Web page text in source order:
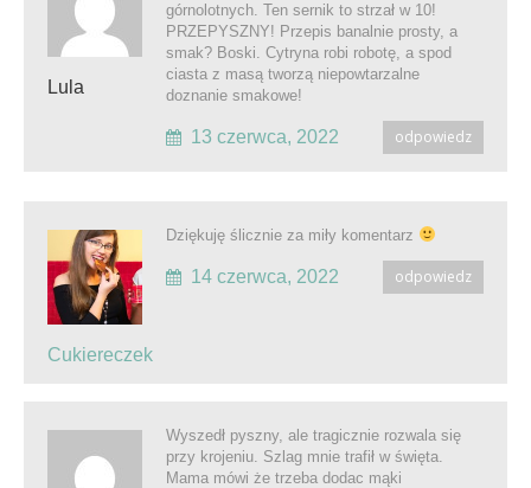
Lula
górnolotnych. Ten sernik to strzał w 10!
PRZEPYSZNY! Przepis banalnie prosty, a
smak? Boski. Cytryna robi robotę, a spod
ciasta z masą tworzą niepowtarzalne
doznanie smakowe!
odpowiedz
13 czerwca, 2022
Cukiereczek
Dziękuję ślicznie za miły komentarz
odpowiedz
14 czerwca, 2022
Wyszedł pyszny, ale tragicznie rozwala się
przy krojeniu. Szlag mnie trafił w święta.
Mama mówi że trzeba dodac mąki